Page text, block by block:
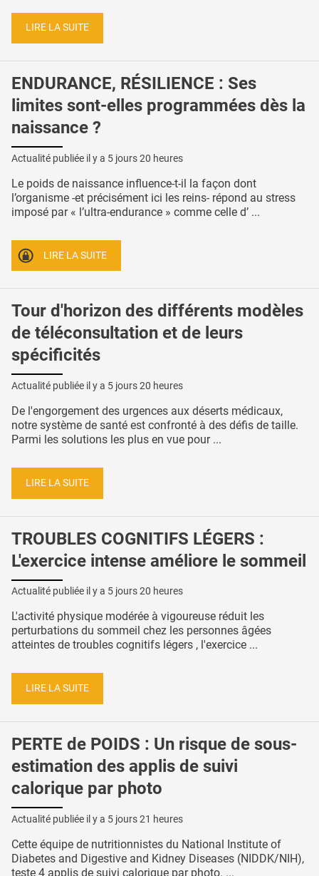
LIRE LA SUITE
ENDURANCE, RÉSILIENCE : Ses
limites sont-elles programmées dès la
naissance ?
Actualité publiée il y a 5 jours 20 heures
Le poids de naissance influence-t-il la façon dont
l’organisme -et précisément ici les reins- répond au stress
imposé par « l’ultra-endurance » comme celle d’ ...
LIRE LA SUITE
Tour d'horizon des différents modèles
de téléconsultation et de leurs
spécificités
Actualité publiée il y a 5 jours 20 heures
De l'engorgement des urgences aux déserts médicaux,
notre système de santé est confronté à des défis de taille.
Parmi les solutions les plus en vue pour ...
LIRE LA SUITE
TROUBLES COGNITIFS LÉGERS :
L'exercice intense améliore le sommeil
Actualité publiée il y a 5 jours 20 heures
L'activité physique modérée à vigoureuse réduit les
perturbations du sommeil chez les personnes âgées
atteintes de troubles cognitifs légers , l'exercice ...
LIRE LA SUITE
PERTE de POIDS : Un risque de sous-
estimation des applis de suivi
calorique par photo
Actualité publiée il y a 5 jours 21 heures
Cette équipe de nutritionnistes du National Institute of
Diabetes and Digestive and Kidney Diseases (NIDDK/NIH),
teste 4 applis de suivi calorique par photo. ...